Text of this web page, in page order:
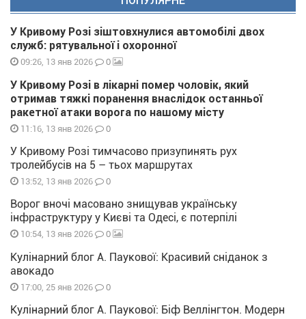
У Кривому Розі зіштовхнулися автомобілі двох
служб: рятувальної і охоронної
09:26, 13 янв 2026 0
У Кривому Розі в лікарні помер чоловік, який
отримав тяжкі поранення внаслідок останньої
ракетної атаки ворога по нашому місту
11:16, 13 янв 2026 0
У Кривому Розі тимчасово призупинять рух
тролейбусів на 5 – тьох маршрутах
13:52, 13 янв 2026 0
Ворог вночі масовано знищував українську
інфраструктуру у Києві та Одесі, є потерпілі
10:54, 13 янв 2026 0
Кулінарний блог А. Паукової: Красивий сніданок з
авокадо
17:00, 25 янв 2026 0
Кулінарний блог А. Паукової: Біф Веллінгтон. Модерн